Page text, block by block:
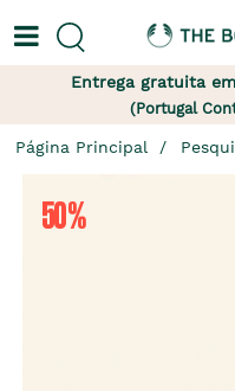
Entrega gratuita
(Portugal
Página Principal